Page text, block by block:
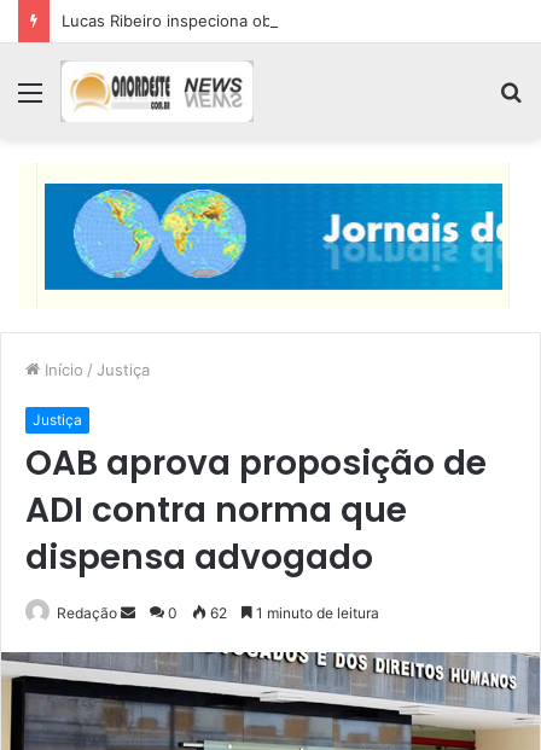
Menu
Início / Justiça
Justiça
OAB aprova proposição de
ADI contra norma que
dispensa advogado
Redação
Mande
e-
mail
0 62 1 minuto de leitura